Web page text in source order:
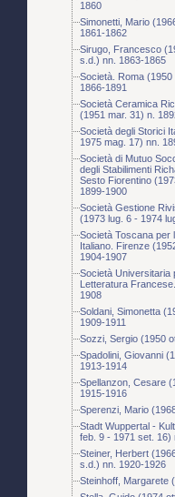
1860
Simonetti, Mario
1861-1862
Sirugo, Francesco
s.d.) nn. 1863-1865
Società. Roma (1950
1866-1891
Società Ceramica
(1951 mar. 31) n.
Società degli Storici
1975 mag. 17) nn.
Società di Mutuo
degli Stabilimenti
Sesto Fiorentino
1899-1900
Società Gestione
(1973 lug. 6 - 1974
Società Toscana per
Italiano. Firenze
1904-1907
Società Universitaria
Letteratura
1908
Soldani, Simonetta
1909-1911
Sozzi, Sergio (1950
Spadolini, Giovanni
1913-1914
Spellanzon, Cesare
1915-1916
Sperenzi, Mario
Stadt Wuppertal -
feb. 9 - 1971 set. 16)
Steiner, Herbert
s.d.) nn. 1920-1926
Steinhoff, Margarete